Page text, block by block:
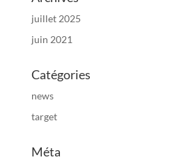
juillet 2025
juin 2021
Catégories
news
target
Méta